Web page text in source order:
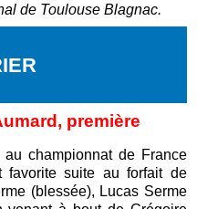
de Toulouse Blagnac.
première
championnat de France
suite au forfait de
(blessée), Lucas Serme